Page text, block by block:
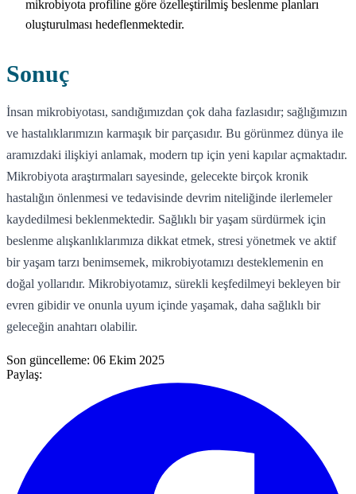
mikrobiyota profiline göre özelleştirilmiş beslenme planları
oluşturulması hedeflenmektedir.
Sonuç
İnsan mikrobiyotası, sandığımızdan çok daha fazlasıdır; sağlığımızın
ve hastalıklarımızın karmaşık bir parçasıdır. Bu görünmez dünya ile
aramızdaki ilişkiyi anlamak, modern tıp için yeni kapılar açmaktadır.
Mikrobiyota araştırmaları sayesinde, gelecekte birçok kronik
hastalığın önlenmesi ve tedavisinde devrim niteliğinde ilerlemeler
kaydedilmesi beklenmektedir. Sağlıklı bir yaşam sürdürmek için
beslenme alışkanlıklarımıza dikkat etmek, stresi yönetmek ve aktif
bir yaşam tarzı benimsemek, mikrobiyotamızı desteklemenin en
doğal yollarıdır. Mikrobiyotamız, sürekli keşfedilmeyi bekleyen bir
evren gibidir ve onunla uyum içinde yaşamak, daha sağlıklı bir
geleceğin anahtarı olabilir.
Son güncelleme: 06 Ekim 2025
Paylaş: